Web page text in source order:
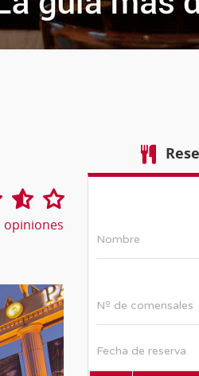
opiniones
Nombre
Nº de comensales
Fecha de reserva